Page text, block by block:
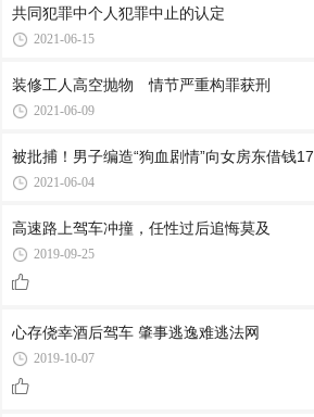
共同犯罪中个人犯罪中止的认定
2021-06-15
装修工人高空抛物 情节严重构罪获刑
2021-06-09
被批捕！男子编造“狗血剧情”向女房东借钱
2021-06-04
高速路上驾车冲撞，任性过后追悔莫及
2019-09-25
心存侥幸酒后驾车 肇事逃逸难逃法网
2019-10-07